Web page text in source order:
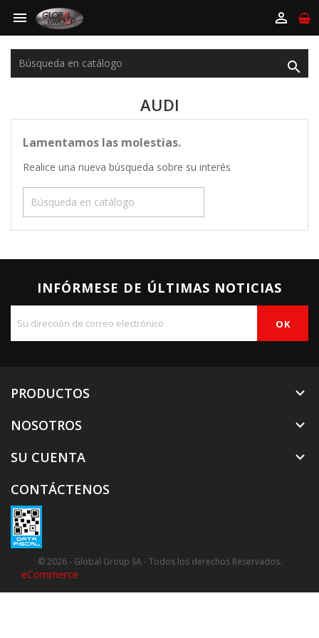
 

AUDI
Lamentamos las molestias.
Realice una nueva búsqueda sobre su interés
INFÓRMESE DE ÚLTIMAS NOTICIAS
PRODUCTOS 
NOSOTROS 
SU CUENTA 
CONTÁCTENOS
© 2026 - Global Group SA - Todos los derechos Reservados.
eCommerce